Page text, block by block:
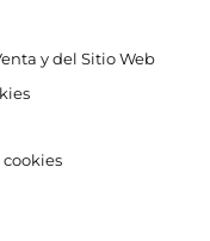
y del Sitio Web